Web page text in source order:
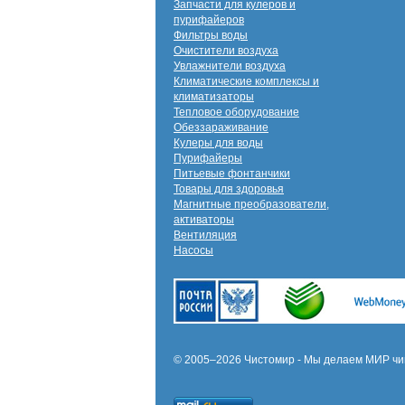
Запчасти для кулеров и
пурифайеров
Фильтры воды
Очистители воздуха
Увлажнители воздуха
Климатические комплексы и
климатизаторы
Тепловое оборудование
Обеззараживание
Кулеры для воды
Пурифайеры
Питьевые фонтанчики
Товары для здоровья
Магнитные преобразователи,
активаторы
Вентиляция
Насосы
© 2005–2026 Чистомир - Мы делаем МИР